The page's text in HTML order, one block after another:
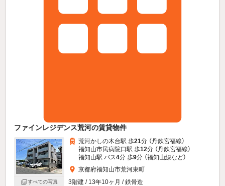
ファインレジデンス荒河の賃貸物件
すべての写真
荒河かしの木台駅 歩21分 （丹鉄宮福線）
福知山市民病院口駅 歩12分 （丹鉄宮福線）
福知山駅 バス4分 歩9分 （福知山線など）
京都府福知山市荒河東町
3階建 / 13年10ヶ月 / 鉄骨造